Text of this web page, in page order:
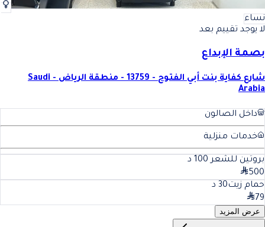
نساء
لا يوجد تقييم بعد
بصمة الإبداع
شارع كفاية بنت أبي الفتوح - 13759 - منطقة الرياض - Saudi
Arabia
داخل الصالون
خدمات منزلية
بروتين للشعر 100 د
500
حمام زيت30 د
79
عرض المزيد